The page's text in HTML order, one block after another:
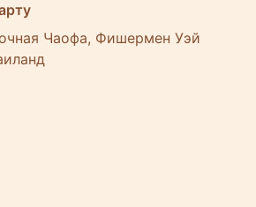
Чаофа, Фишермен Уэй